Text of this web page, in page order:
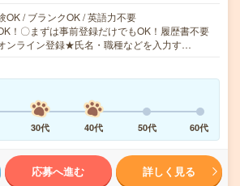
OK / ブランクOK / 英語力不要
！〇まずは事前登録だけでもOK！履歴書不要
ンライン登録★氏名・職種などを入力す…
30代 40代 50代 60代
応募へ進む 詳しく見る